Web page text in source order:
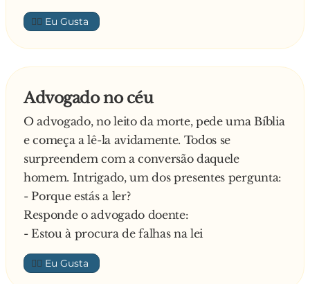
👍🏼
Advogado no céu
O advogado, no leito da morte, pede uma Bíblia
e começa a lê-la avidamente. Todos se
surpreendem com a conversão daquele
homem. Intrigado, um dos presentes pergunta:
- Porque estás a ler?
Responde o advogado doente:
- Estou à procura de falhas na lei
👍🏼